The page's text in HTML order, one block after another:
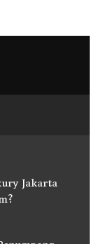
Jakarta